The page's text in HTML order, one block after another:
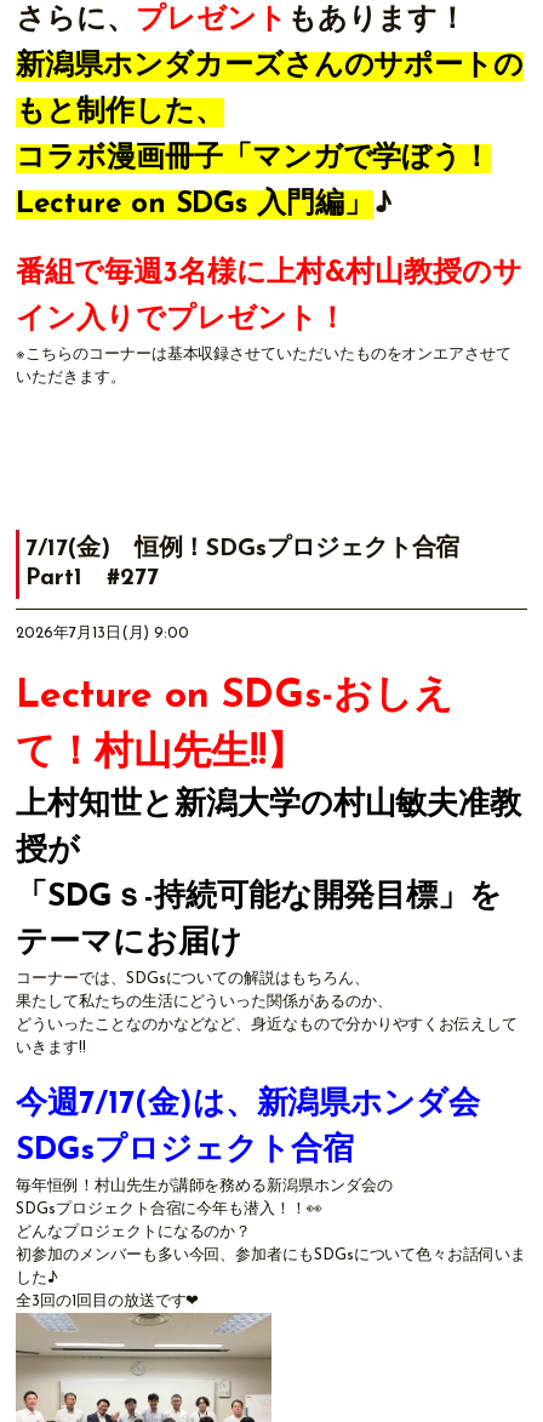
さらに、 プレゼント もあります！
新潟県ホンダカーズさんのサポートの
もと制作した、
コラボ漫画冊子「マンガで学ぼう！
Lecture on SDGs 入門編」 ♪
番組で毎週3名様に上村&村山教授のサ
イン入りでプレゼント！
※こちらのコーナーは基本収録させていただいたものをオンエアさせて
いただきます。
7/17(金) 恒例！SDGsプロジェクト合宿
Part1 #277
2026年7月13日(月) 9:00
Lecture on SDGs-おしえ
て！村山先生!!】
上村知世と新潟大学の村山敏夫准教
授が
「SDGｓ-持続可能な開発目標」を
テーマにお届け
コーナーでは、SDGsについての解説はもちろん、
果たして私たちの生活にどういった関係があるのか、
どういったことなのかなどなど、身近なもので分かりやすくお伝えして
いきます!!
今週7/17(金)は、新潟県ホンダ会
SDGsプロジェクト合宿
毎年恒例！村山先生が講師を務める新潟県ホンダ会の
SDGsプロジェクト合宿に今年も潜入！！👀
どんなプロジェクトになるのか？
初参加のメンバーも多い今回、参加者にもSDGsについて色々お話伺いま
した♪
全3回の1回目の放送です❤